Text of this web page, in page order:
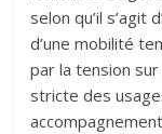
selon qu’il s’agit
d’une mobilité
par la tension
stricte des